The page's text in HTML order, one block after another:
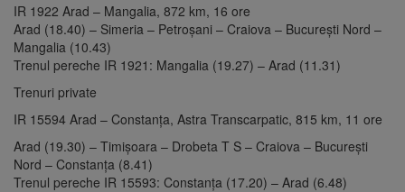
IR 1922 Arad – Mangalia, 872 km, 16 ore
Arad (18.40) – Simeria – Petroșani – Craiova – București Nord –
Mangalia (10.43)
Trenul pereche IR 1921: Mangalia (19.27) – Arad (11.31)
Trenuri private
IR 15594 Arad – Constanța, Astra Transcarpatic, 815 km, 11 ore
Arad (19.30) – Timișoara – Drobeta T S – Craiova – București
Nord – Constanța (8.41)
Trenul pereche IR 15593: Constanța (17.20) – Arad (6.48)